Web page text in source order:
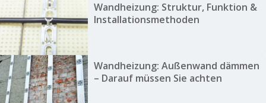
Wandheizung: Struktur, Funktion &
Installationsmethoden
Wandheizung: Außenwand dämmen
– Darauf müssen Sie achten